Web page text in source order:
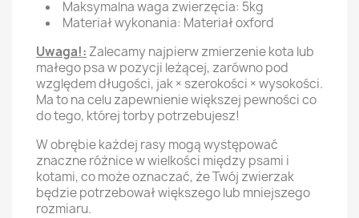
Maksymalna waga zwierzęcia: 5kg
Materiał wykonania: Materiał oxford
Uwaga!: Zalecamy najpierw zmierzenie kota lub
małego psa w pozycji leżącej, zarówno pod
względem długości, jak × szerokości × wysokości.
Ma to na celu zapewnienie większej pewności co
do tego, której torby potrzebujesz!
W obrębie każdej rasy mogą występować
znaczne różnice w wielkości między psami i
kotami, co może oznaczać, że Twój zwierzak
będzie potrzebował większego lub mniejszego
rozmiaru.